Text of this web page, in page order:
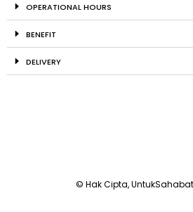
OPERATIONAL HOURS
BENEFIT
DELIVERY
© Hak Cipta,